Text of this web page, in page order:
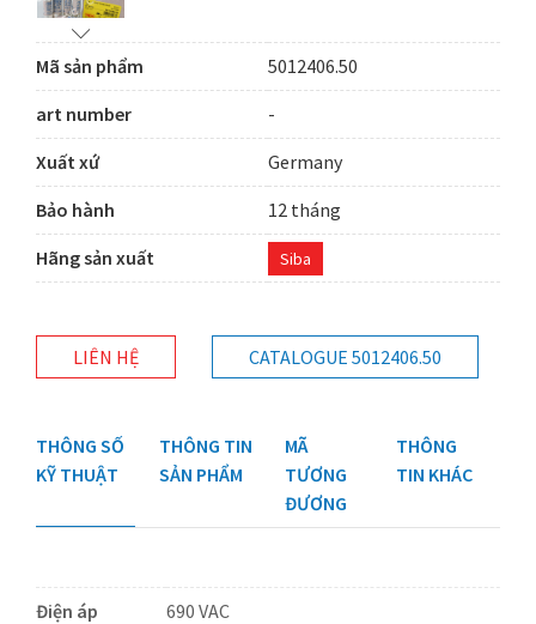
Mã sản phẩm
5012406.50
art number
-
Xuất xứ
Germany
Bảo hành
12 tháng
Hãng sản xuất
Siba
LIÊN HỆ CATALOGUE 5012406.50
THÔNG SỐ
KỸ THUẬT
THÔNG TIN
SẢN PHẨM
MÃ
TƯƠNG
ĐƯƠNG
THÔNG
TIN KHÁC
Điện áp
690 VAC